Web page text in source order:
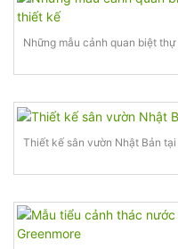
Những mẫu cảnh quan biệt
Thiết kế sân vườn Nhật Bản